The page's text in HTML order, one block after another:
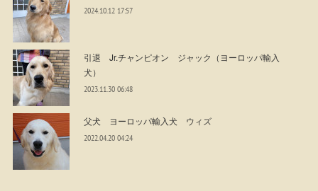
2024.10.12 17:57
引退 Jr.チャンピオン ジャック（ヨーロッパ輸入
犬）
2023.11.30 06:48
父犬 ヨーロッパ輸入犬 ウィズ
2022.04.20 04:24